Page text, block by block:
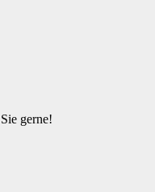
gerne!